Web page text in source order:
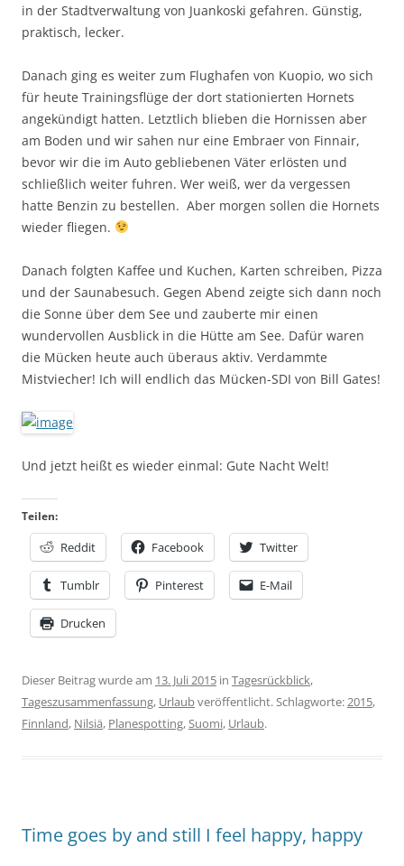
in der Stadtverwaltung von Juankoski gefahren. Günstig,
praktisch, lecker.
Danach ging es weiter zum Flughafen von Kuopio, wo sich
für heute Trainingsflüge der dort stationierten Hornets
angekündigt hatten. Letztlich blieben die Hornissen aber
am Boden und wir sahen nur eine Embraer von Finnair,
bevor wir die im Auto gebliebenen Väter erlösten und
schließlich weiter fuhren. Wer weiß, wer da vergessen
hatte Benzin zu bestellen. Aber morgen sollen die Hornets
wieder fliegen.
Danach folgten Kaffee und Kuchen, Karten schreiben, Pizza
und der Saunabesuch. Gegen Abend zeigte sich dann noch
die Sonne über dem See und zauberte mir einen
wundervollen Ausblick in die Hütte am See. Dafür waren
die Mücken heute auch überaus aktiv. Verdammte
Mistviecher! Ich will endlich das Mücken-SDI von Bill Gates!
Und jetzt heißt es wieder einmal: Gute Nacht Welt!
Teilen:
Reddit Facebook Twitter
Tumblr Pinterest E-Mail
Drucken
Dieser Beitrag wurde am 13. Juli 2015 in Tagesrückblick,
Tageszusammenfassung, Urlaubveröffentlicht. Schlagworte:2015,
Finnland, Nilsiä, Planespotting,Suomi, Urlaub.
Time goes by and still I feel happy, happy